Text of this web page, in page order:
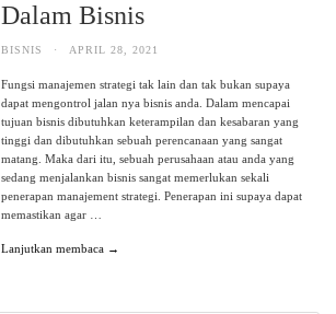
Dalam Bisnis
BISNIS · APRIL 28, 2021
Fungsi manajemen strategi tak lain dan tak bukan supaya
dapat mengontrol jalan nya bisnis anda. Dalam mencapai
tujuan bisnis dibutuhkan keterampilan dan kesabaran yang
tinggi dan dibutuhkan sebuah perencanaan yang sangat
matang. Maka dari itu, sebuah perusahaan atau anda yang
sedang menjalankan bisnis sangat memerlukan sekali
penerapan manajement strategi. Penerapan ini supaya dapat
memastikan agar …
Lanjutkan membaca →